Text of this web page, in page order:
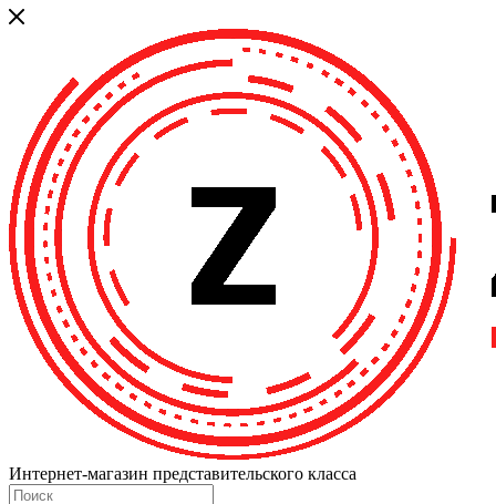
Интернет-магазин представительского класса